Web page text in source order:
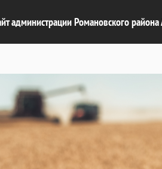
администрации Романовского района